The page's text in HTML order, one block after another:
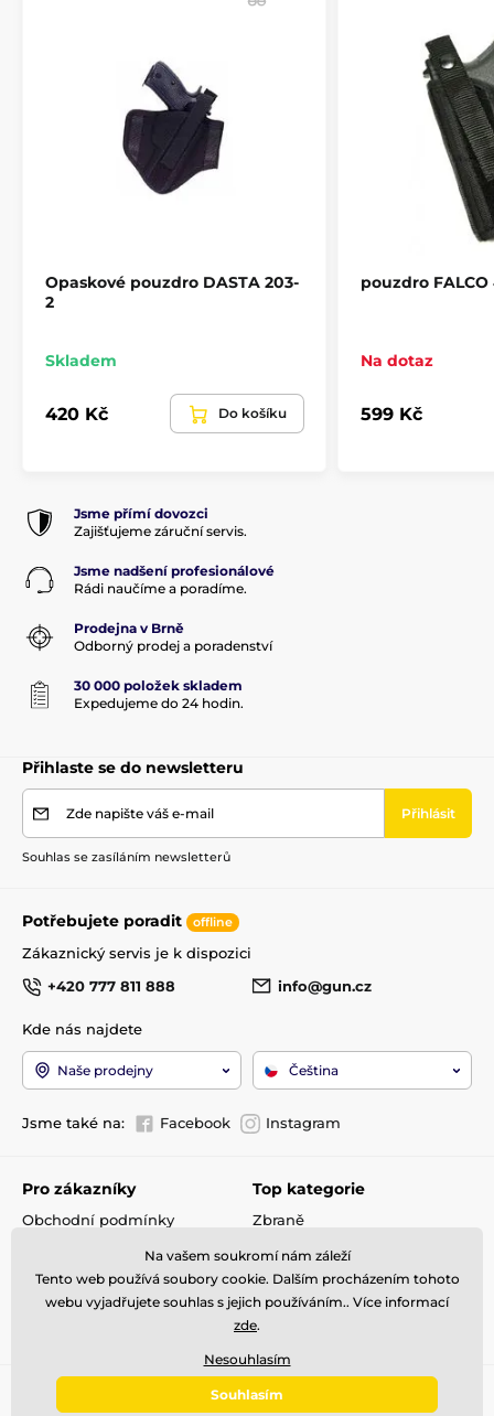
Opaskové pouzdro DASTA 203-
2
Skladem
420 Kč Do košíku
pouzdro FALCO
Na dotaz
599 Kč
Jsme přímí dovozci
Zajišťujeme záruční servis.
Jsme nadšení profesionálové
Rádi naučíme a poradíme.
Prodejna v Brně
Odborný prodej a poradenství
30 000 položek skladem
Expedujeme do 24 hodin.
Přihlaste se do newsletteru
Zde napište váš e-mail Přihlásit
Souhlas se zasíláním newsletterů
Potřebujete poradit offline
Zákaznický servis je k dispozici
+420 777 811 888
info@gun.cz
Kde nás najdete
Naše prodejny Čeština
Jsme také na: Facebook Instagram
Pro zákazníky
Obchodní podmínky
Doprava a platba
Reklamace
Kontakty
Top kategorie
Zbraně
Optika
Střelivo
Příslušenství
Detektory kovů
© 2026 gun.cz ⦁ E-shop vytvořila
Na vašem soukromí nám záleží
Tento web používá soubory cookie. Dalším procházením tohoto
webu vyjadřujete souhlas s jejich používáním.. Více informací
zde.
Nesouhlasím
Souhlasím